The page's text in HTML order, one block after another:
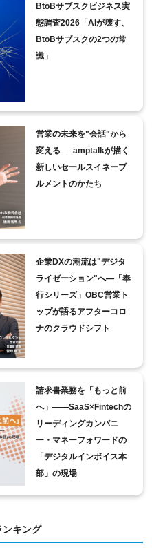
BtoBサブスクビジネス実
態調査2026「AIが壊す、
BtoBサブスクの2つの常
識」
営業の未来を"会話"から
変える──amptalkが描く
新しいセールスイネーブ
ルメントのかたち
企業DXの潮流は"デジタ
ライゼーション"へ―「奉
行シリーズ」OBC営業ト
ップが語るアフターコロ
ナのクラウドシフト
請求書業務を「もっと前
へ」――SaaS×Fintechの
リーディングカンパニ
ー・マネーフォワードの
「デジタルインボイス本
部」の現場
ンキング